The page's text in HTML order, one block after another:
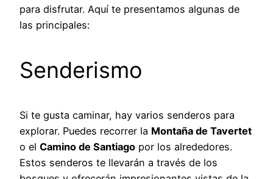
para disfrutar. Aquí te presentamos algunas de
las principales:
Senderismo
Si te gusta caminar, hay varios senderos para
explorar. Puedes recorrer la Montaña de Tavertet
o el Camino de Santiago por los alrededores.
Estos senderos te llevarán a través de los